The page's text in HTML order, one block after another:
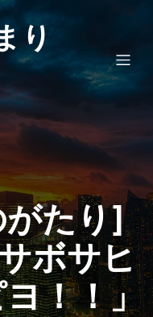
り
たり]
ボサヒ
！！」